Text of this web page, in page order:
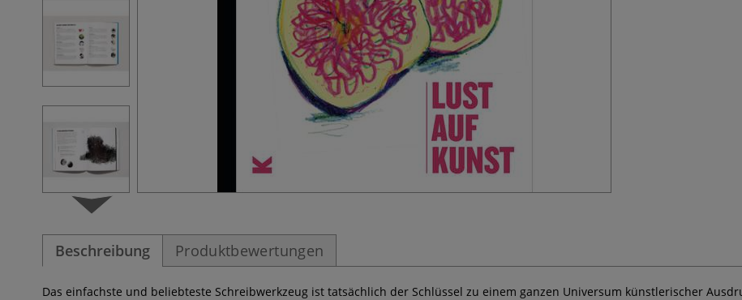
Beschreibung Produktbewertungen
Das einfachste und beliebteste Schreibwerkzeug ist tatsächlich der Schlüssel zu einem ganzen Universum künstlerischer